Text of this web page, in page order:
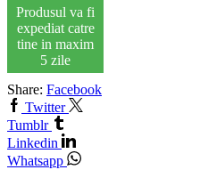
Produsul va fi
expediat catre
tine in maxim
5 zile
Share: Facebook
Twitter
Tumblr
Linkedin
Whatsapp